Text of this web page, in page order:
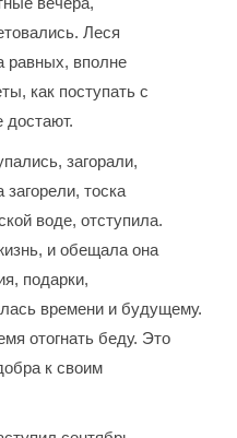
Леся
равных, вполне
как поступать с
достают.
загорали,
тоска
воде, отступила.
и обещала она
подарки,
времени и будущему.
отогнать беду. Это
к своим